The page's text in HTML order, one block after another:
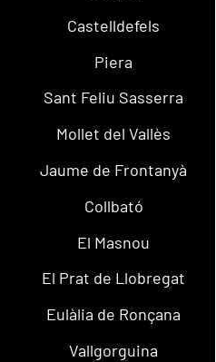
Castelldefels
Piera
Sant Feliu Sasserra
Mollet del Vallès
Jaume de Frontanyà
Collbató
El Masnou
El Prat de Llobregat
Eulàlia de Ronçana
Vallgorguina